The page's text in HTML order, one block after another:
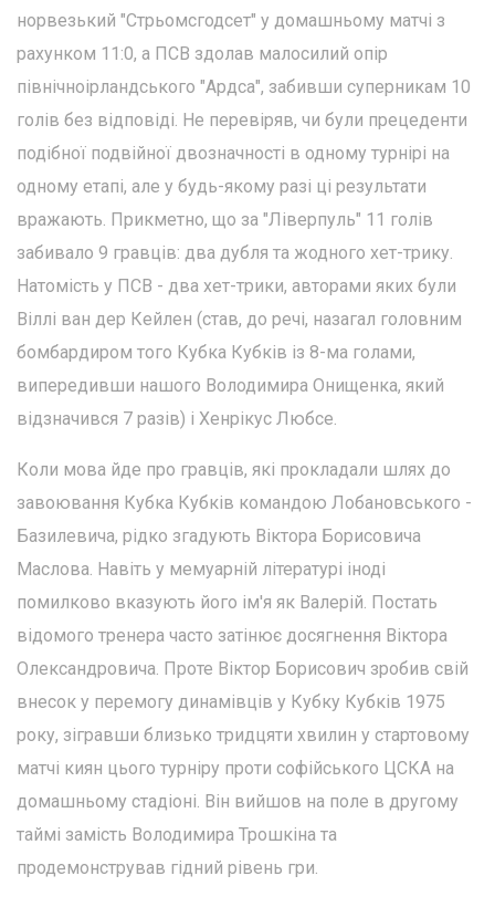
норвезький "Стрьомсгодсет" у домашньому матчі з
рахунком 11:0, а ПСВ здолав малосилий опір
північноірландського "Ардса", забивши суперникам 10
голів без відповіді. Не перевіряв, чи були прецеденти
подібної подвійної двозначності в одному турнірі на
одному етапі, але у будь-якому разі ці результати
вражають. Прикметно, що за "Ліверпуль" 11 голів
забивало 9 гравців: два дубля та жодного хет-трику.
Натомість у ПСВ - два хет-трики, авторами яких були
Віллі ван дер Кейлен (став, до речі, назагал головним
бомбардиром того Кубка Кубків із 8-ма голами,
випередивши нашого Володимира Онищенка, який
відзначився 7 разів) і Хенрікус Любсе.
Коли мова йде про гравців, які прокладали шлях до
завоювання Кубка Кубків командою Лобановського -
Базилевича, рідко згадують Віктора Борисовича
Маслова. Навіть у мемуарній літературі іноді
помилково вказують його ім'я як Валерій. Постать
відомого тренера часто затінює досягнення Віктора
Олександровича. Проте Віктор Борисович зробив свій
внесок у перемогу динамівців у Кубку Кубків 1975
року, зігравши близько тридцяти хвилин у стартовому
матчі киян цього турніру проти софійського ЦСКА на
домашньому стадіоні. Він вийшов на поле в другому
таймі замість Володимира Трошкіна та
продемонстрував гідний рівень гри.